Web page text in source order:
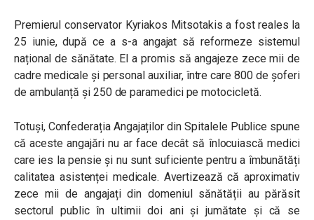
Premierul conservator Kyriakos Mitsotakis a fost reales la
25 iunie, după ce a s-a angajat să reformeze sistemul
național de sănătate. El a promis să angajeze zece mii de
cadre medicale și personal auxiliar, între care 800 de șoferi
de ambulanță și 250 de paramedici pe motocicletă.
Totuși, Confederația Angajaților din Spitalele Publice spune
că aceste angajări nu ar face decât să înlocuiască medici
care ies la pensie și nu sunt suficiente pentru a îmbunătăți
calitatea asistenței medicale. Avertizează că aproximativ
zece mii de angajați din domeniul sănătății au părăsit
sectorul public în ultimii doi ani și jumătate și că se